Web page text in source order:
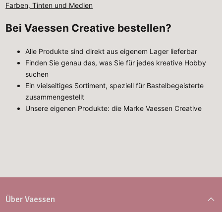
Farben, Tinten und Medien
Bei Vaessen Creative bestellen?
Alle Produkte sind direkt aus eigenem Lager lieferbar
Finden Sie genau das, was Sie für jedes kreative Hobby
suchen
Ein vielseitiges Sortiment, speziell für Bastelbegeisterte
zusammengestellt
Unsere eigenen Produkte: die Marke Vaessen Creative
Über Vaessen